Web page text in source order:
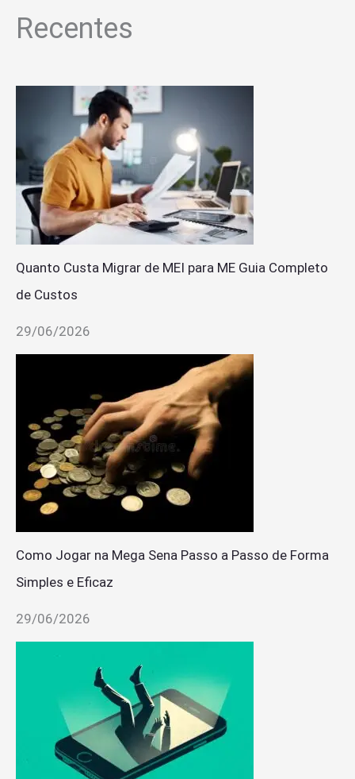
Recentes
Quanto Custa Migrar de MEI para ME Guia Completo
de Custos
29/06/2026
Como Jogar na Mega Sena Passo a Passo de Forma
Simples e Eficaz
29/06/2026